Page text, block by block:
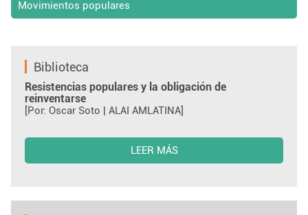
Movimientos populares
Biblioteca
Resistencias populares y la obligación de
reinventarse
[Por: Oscar Soto | ALAI AMLATINA]
LEER MÁS